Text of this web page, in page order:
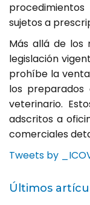
sujetos a
Más allá de los
legislación
prohíbe la
los preparados
veterinario.
adscritos a
comerciales
Tweets by
Últimos